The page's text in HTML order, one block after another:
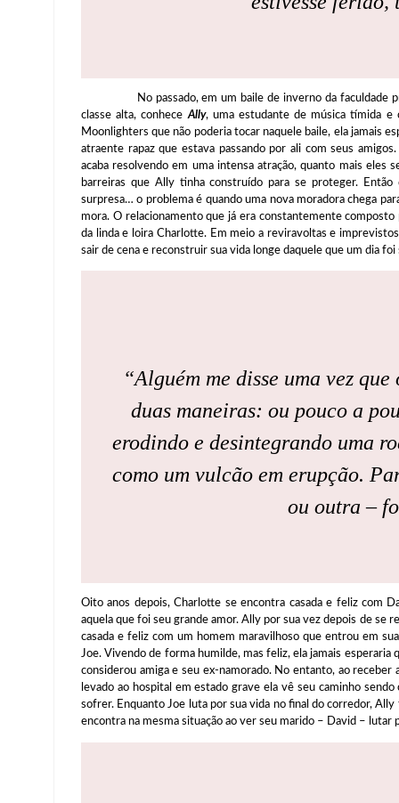
No passado, em um baile de inverno da faculdade
classe alta, conheceAlly, uma estudante de música tímida e
Moonlighters que não poderia tocar naquele baile, ela jamais
atraente rapaz que estava passando por ali com seus
acaba resolvendo em uma intensa atração, quanto mais eles
barreiras que Ally tinha construído para se proteger.
surpresa… o problema é quando uma nova moradora chega
mora. O relacionamento que já era constantemente
da linda e loira Charlotte. Em meio a reviravoltas e
sair de cena e reconstruir sua vida longe daquele que um dia foi
“Alguém me disse uma vez
duas maneiras: ou pouco a
erodindo e desintegrando uma
como um vulcão em erupção.
ou outra –
Oito anos depois, Charlotte se encontra casada e feliz com
aquela que foi seu grande amor. Ally por sua vez depois de se
casada e feliz com um homem maravilhoso que entrou em
Joe. Vivendo de forma humilde, mas feliz, ela jamais esperaria
considerou amiga e seu ex-namorado. No entanto, ao
levado ao hospital em estado grave ela vê seu caminho
sofrer. Enquanto Joe luta por sua vida no final do corredor,
encontra na mesma situação ao ver seu marido – David – lutar